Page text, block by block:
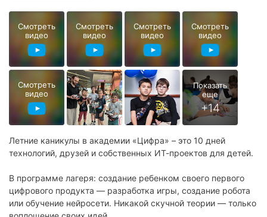
Летние каникулы в академии «Цифра» – это 10 дней
технологий, друзей и собственных ИТ-проектов для детей.
В программе лагеря: создание ребенком своего первого
цифрового продукта — разработка игры, создание робота
или обучение нейросети. Никакой скучной теории — только
Смотреть
видео
Смотреть
видео
Смотреть
видео
Смотреть
видео
Смотреть
видео